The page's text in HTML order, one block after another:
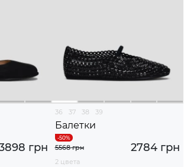
грн
36 37 38 39
Балетки
2784 грн
5568 грн
2 цвета